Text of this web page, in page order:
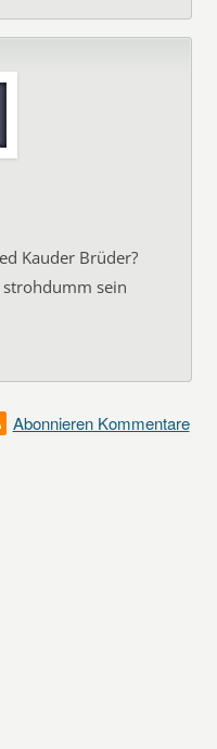
Kauder Brüder?
sein
Abonnieren Kommentare